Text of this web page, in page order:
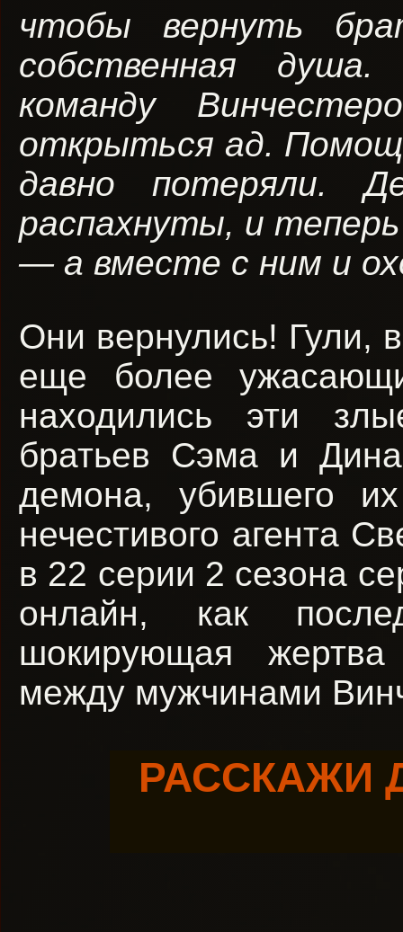
чтобы вернуть
собственная
команду
открыться ад.
давно потеряли.
распахнуты, и
— а вместе с ним и
Они вернулись! Гули,
еще более
находились эти
братьев Сэма и
демона, убившего
нечестивого агента
в 22 серии 2 сезона
онлайн, как
шокирующая жертва
между мужчинами
РАССКАЖИ